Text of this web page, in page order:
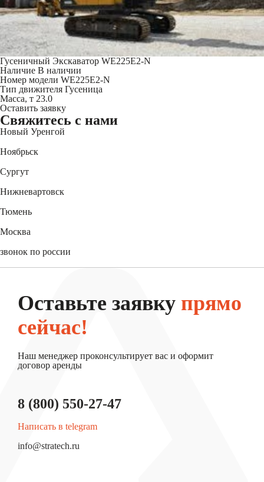
Гусеничный Экскаватор WE225E2-N
Наличие В наличии
Номер модели WE225E2-N
Тип движителя Гусеница
Масса, т 23.0
Оставить заявку
Свяжитесь с нами
Новый Уренгой
Ноябрьск
Сургут
Нижневартовск
Тюмень
Москва
звонок по россии
Оставьте заявку прямо
сейчас!
Наш менеджер проконсультирует вас и оформит
договор аренды
8 (800) 550-27-47
Написать в telegram
info@stratech.ru